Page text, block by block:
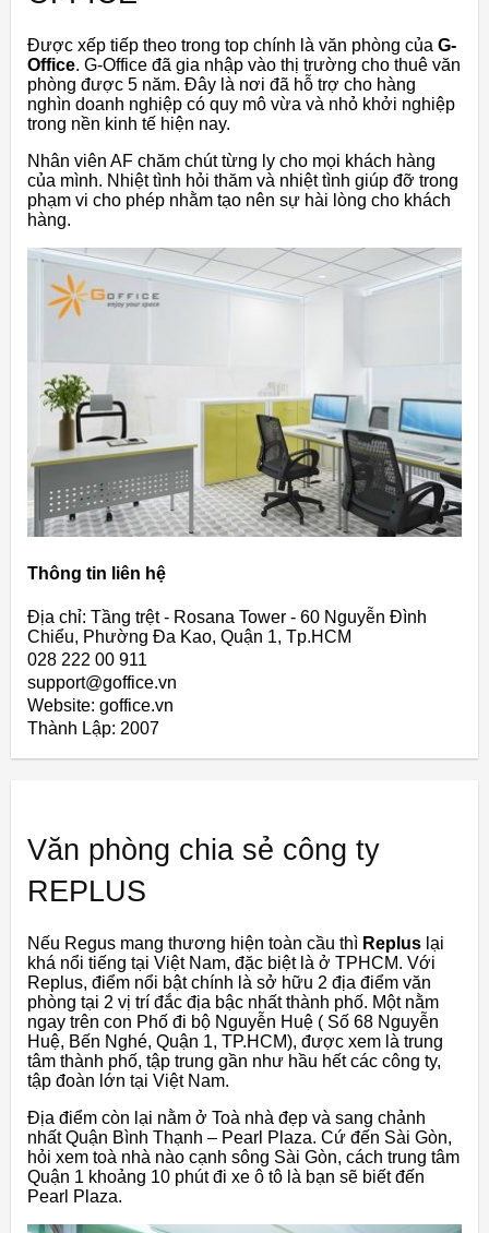
Được xếp tiếp theo trong top chính là văn phòng của G-
Office. G-Office đã gia nhập vào thị trường cho thuê văn
phòng được 5 năm. Đây là nơi đã hỗ trợ cho hàng
nghìn doanh nghiệp có quy mô vừa và nhỏ khởi nghiệp
trong nền kinh tế hiện nay.
Nhân viên AF chăm chút từng ly cho mọi khách hàng
của mình. Nhiệt tình hỏi thăm và nhiệt tình giúp đỡ trong
phạm vi cho phép nhằm tạo nên sự hài lòng cho khách
hàng.
Thông tin liên hệ
Địa chỉ: Tầng trệt - Rosana Tower - 60 Nguyễn Đình
Chiểu, Phường Đa Kao, Quận 1, Tp.HCM
028 222 00 911
support@goffice.vn
Website: goffice.vn
Thành Lập: 2007
Văn phòng chia sẻ công ty
REPLUS
Nếu Regus mang thương hiện toàn cầu thì Replus lại
khá nổi tiếng tại Việt Nam, đặc biệt là ở TPHCM. Với
Replus, điểm nổi bật chính là sở hữu 2 địa điểm văn
phòng tại 2 vị trí đắc địa bậc nhất thành phố. Một nằm
ngay trên con Phố đi bộ Nguyễn Huệ ( Số 68 Nguyễn
Huệ, Bến Nghé, Quận 1, TP.HCM), được xem là trung
tâm thành phố, tập trung gần như hầu hết các công ty,
tập đoàn lớn tại Việt Nam.
Địa điểm còn lại nằm ở Toà nhà đẹp và sang chảnh
nhất Quận Bình Thạnh – Pearl Plaza. Cứ đến Sài Gòn,
hỏi xem toà nhà nào cạnh sông Sài Gòn, cách trung tâm
Quận 1 khoảng 10 phút đi xe ô tô là bạn sẽ biết đến
Pearl Plaza.